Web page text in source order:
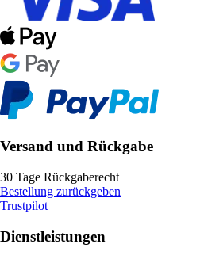
Versand und Rückgabe
30 Tage Rückgaberecht
Bestellung zurückgeben
Trustpilot
Dienstleistungen